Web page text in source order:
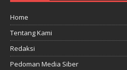
Home
Tentang Kami
Redaksi
Pedoman Media Siber